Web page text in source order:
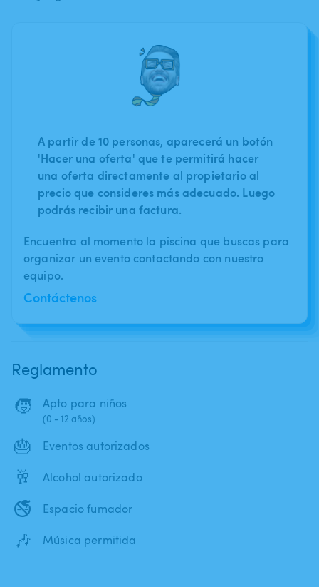
A partir de 10 personas, aparecerá un botón
'Hacer una oferta' que te permitirá hacer
una oferta directamente al propietario al
precio que consideres más adecuado. Luego
podrás recibir una factura.
Encuentra al momento la piscina que buscas para
organizar un evento contactando con nuestro
equipo.
Contáctenos
Reglamento
🧒 Apto para niños
(0 - 12 años)
🎂 Eventos autorizados
🥂 Alcohol autorizado
🚭 Espacio fumador
🎶 Música permitida